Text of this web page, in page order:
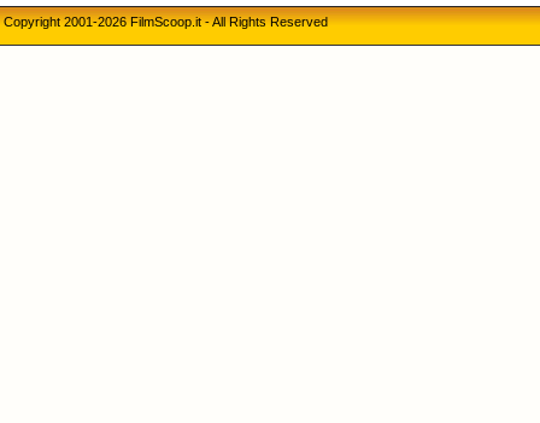
Copyright 2001-2026 FilmScoop.it - All Rights Reserved